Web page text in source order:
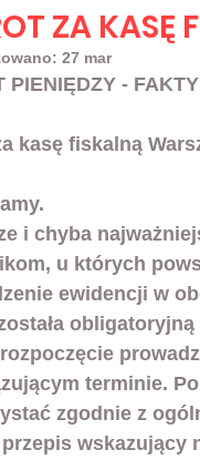
ZA KASĘ
27 mar
PIENIĘDZY - FAKTY
kasę fiskalną
i chyba
u których
ewidencji w
terminie.
zgodnie z
wskazujący